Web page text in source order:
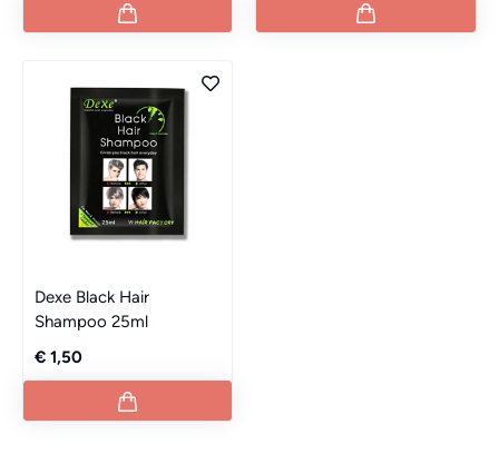
Dexe Black Hair
Shampoo 25ml
€ 1,50